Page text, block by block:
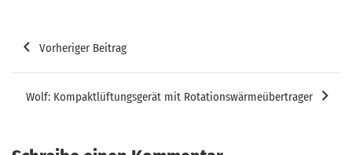
Beitragsnavigation
Vorheriger Beitrag
Wolf: Kompaktlüftungsgerät mit Rotationswärmeübertrager